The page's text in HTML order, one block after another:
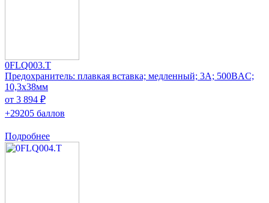
0FLQ003.T
Предохранитель: плавкая вставка; медленный; 3А; 500ВAC;
10,3x38мм
от 3 894 ₽
+29205 баллов
Подробнее